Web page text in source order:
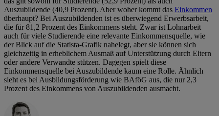
Auszubildende (40,9 Prozent). Aber woher kommt das Einkommen
überhaupt? Bei Auszubildenden ist es überwiegend Erwerbsarbeit,
die für 81,2 Prozent des Einkommens steht. Zwar ist Lohnarbeit
auch für viele Studierende eine relevante Einkommensquelle, wie
der Blick auf die Statista-Grafik nahelegt, aber sie können sich
gleichzeitig in erheblichem Ausmaß auf Unterstützung durch Eltern
oder andere Verwandte stützen. Dagegen spielt diese
Einkommensquelle bei Auszubildende kaum eine Rolle. Ähnlich
sieht es bei Ausbildungsförderung wie BAföG aus, die nur 2,3
Prozent des Einkommens von Auszubildenden ausmacht.